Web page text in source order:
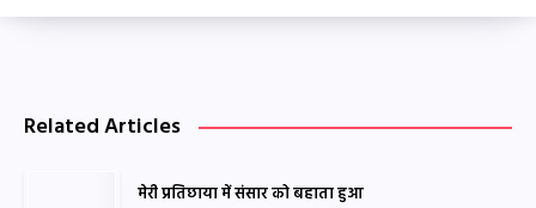
Related Articles
मेरी प्रतिछाया में संसार को बहाता हुआ